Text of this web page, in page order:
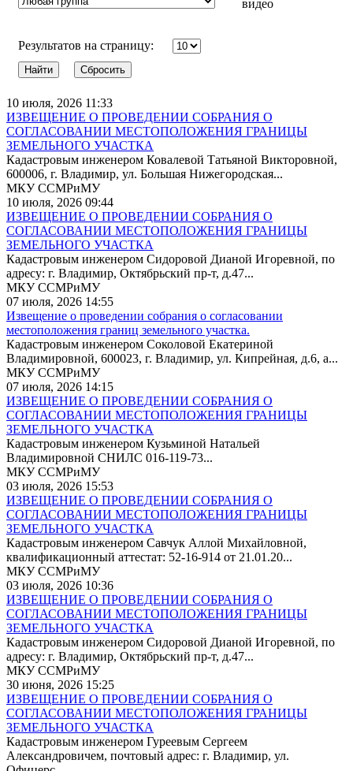
видео
Результатов на страницу:
10 июля, 2026 11:33
ИЗВЕЩЕНИЕ О ПРОВЕДЕНИИ СОБРАНИЯ О
СОГЛАСОВАНИИ МЕСТОПОЛОЖЕНИЯ ГРАНИЦЫ
ЗЕМЕЛЬНОГО УЧАСТКА
Кадастровым инженером Ковалевой Татьяной Викторовной,
600006, г. Владимир, ул. Большая Нижегородская...
МКУ ССМРиМУ
10 июля, 2026 09:44
ИЗВЕЩЕНИЕ О ПРОВЕДЕНИИ СОБРАНИЯ О
СОГЛАСОВАНИИ МЕСТОПОЛОЖЕНИЯ ГРАНИЦЫ
ЗЕМЕЛЬНОГО УЧАСТКА
Кадастровым инженером Сидоровой Дианой Игоревной, по
адресу: г. Владимир, Октябрьский пр-т, д.47...
МКУ ССМРиМУ
07 июля, 2026 14:55
Извещение о проведении собрания о согласовании
местоположения границ земельного участка.
Кадастровым инженером Соколовой Екатериной
Владимировной, 600023, г. Владимир, ул. Кипрейная, д.6, а...
МКУ ССМРиМУ
07 июля, 2026 14:15
ИЗВЕЩЕНИЕ О ПРОВЕДЕНИИ СОБРАНИЯ О
СОГЛАСОВАНИИ МЕСТОПОЛОЖЕНИЯ ГРАНИЦЫ
ЗЕМЕЛЬНОГО УЧАСТКА
Кадастровым инженером Кузьминой Натальей
Владимировной СНИЛС 016-119-73...
МКУ ССМРиМУ
03 июля, 2026 15:53
ИЗВЕЩЕНИЕ О ПРОВЕДЕНИИ СОБРАНИЯ О
СОГЛАСОВАНИИ МЕСТОПОЛОЖЕНИЯ ГРАНИЦЫ
ЗЕМЕЛЬНОГО УЧАСТКА
Кадастровым инженером Савчук Аллой Михайловной,
квалификационный аттестат: 52-16-914 от 21.01.20...
МКУ ССМРиМУ
03 июля, 2026 10:36
ИЗВЕЩЕНИЕ О ПРОВЕДЕНИИ СОБРАНИЯ О
СОГЛАСОВАНИИ МЕСТОПОЛОЖЕНИЯ ГРАНИЦЫ
ЗЕМЕЛЬНОГО УЧАСТКА
Кадастровым инженером Сидоровой Дианой Игоревной, по
адресу: г. Владимир, Октябрьский пр-т, д.47...
МКУ ССМРиМУ
30 июня, 2026 15:25
ИЗВЕЩЕНИЕ О ПРОВЕДЕНИИ СОБРАНИЯ О
СОГЛАСОВАНИИ МЕСТОПОЛОЖЕНИЯ ГРАНИЦЫ
ЗЕМЕЛЬНОГО УЧАСТКА
Кадастровым инженером Гуреевым Сергеем
Александровичем, почтовый адрес: г. Владимир, ул.